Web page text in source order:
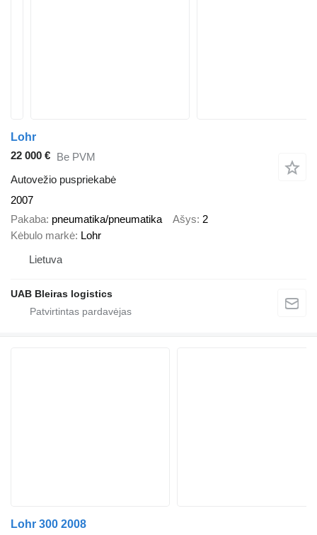
Lohr
22 000 € Be PVM
Autovežio puspriekabė
2007
Pakaba pneumatika/pneumatika Ašys 2
Kėbulo markė Lohr
Lietuva
UAB Bleiras logistics
Lohr 300 2008